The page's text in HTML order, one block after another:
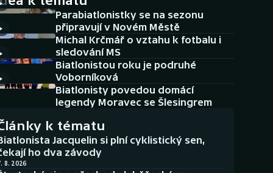
Historické návraty
Aplikace ČT sport
AZ kvíz
Parabiatlonistky se na sezonu
připravují v Novém Městě
Michal Krčmář o vztahu k fotbalu i
sledování MS
Biatlonistou roku je podruhé
Voborníková
Biatlonisty povedou domácí
legendy Moravec se Šlesingrem
k tématu
Jacquelin si plní cyklistický sen,
ho dva závody
8. 2026